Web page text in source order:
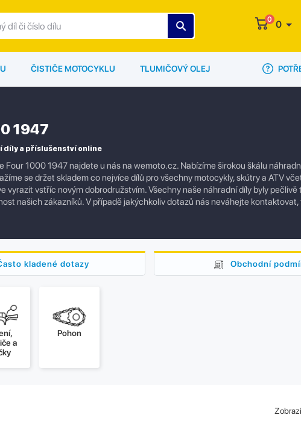
0 0
ČISTIČE MOTOCYKLU TLUMIČOVÝ OLEJ
1947
díly a příslušenství online
Four 1000 1947 najdete u nás na wemoto.cz. Nabízíme širokou škálu
se držet skladem co nejvíce dílů pro všechny motocykly, skútry a ATV
vyrazit vstříc novým dobrodružstvím. Všechny naše náhradní díly byly pečlivě
našich zákazníků. V případě jakýchkoliv dotazů nás neváhejte kontaktovat,
kladené dotazy Obchodní
a
Pohon